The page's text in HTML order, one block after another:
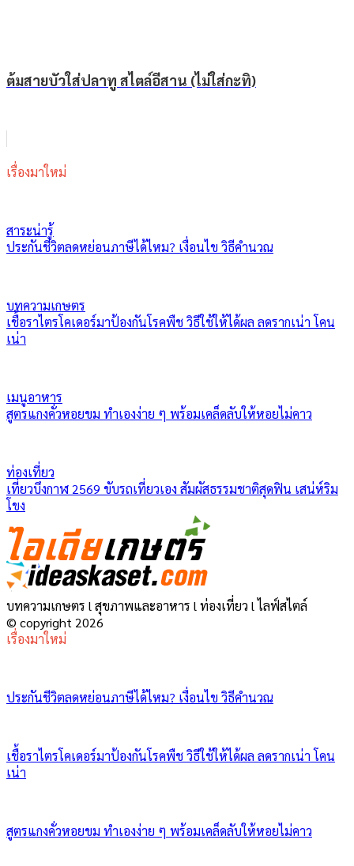
ต้มสายบัวใส่ปลาทู สไตล์อีสาน (ไม่ใส่กะทิ)
เรื่องมาใหม่
สาระน่ารู้
ประกันชีวิตลดหย่อนภาษีได้ไหม? เงื่อนไข วิธีคำนวณ
บทความเกษตร
เชื้อราไตรโคเดอร์มาป้องกันโรคพืช วิธีใช้ให้ได้ผล ลดรากเน่า โคน
เน่า
เมนูอาหาร
สูตรแกงคั่วหอยขม ทำเองง่าย ๆ พร้อมเคล็ดลับให้หอยไม่คาว
ท่องเที่ยว
เที่ยวบึงกาฬ 2569 ขับรถเที่ยวเอง สัมผัสธรรมชาติสุดฟิน เสน่ห์ริม
โขง
บทความเกษตร l สุขภาพและอาหาร l ท่องเที่ยว l ไลฟ์สไตล์
© copyright 2026
เรื่องมาใหม่
ประกันชีวิตลดหย่อนภาษีได้ไหม? เงื่อนไข วิธีคำนวณ
เชื้อราไตรโคเดอร์มาป้องกันโรคพืช วิธีใช้ให้ได้ผล ลดรากเน่า โคน
เน่า
สูตรแกงคั่วหอยขม ทำเองง่าย ๆ พร้อมเคล็ดลับให้หอยไม่คาว